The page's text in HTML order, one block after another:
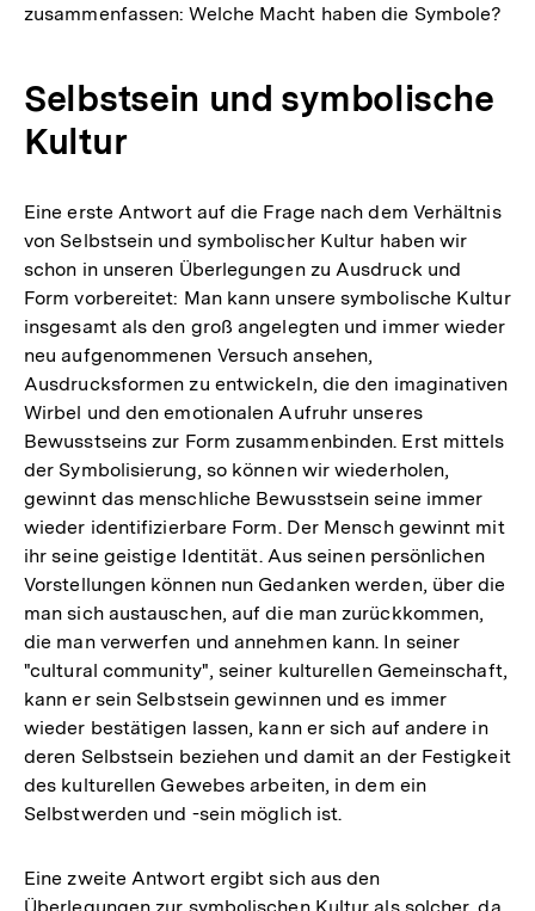
zusammenfassen: Welche Macht haben die Symbole?
Selbstsein und symbolische
Kultur
Eine erste Antwort auf die Frage nach dem Verhältnis
von Selbstsein und symbolischer Kultur haben wir
schon in unseren Überlegungen zu Ausdruck und
Form vorbereitet: Man kann unsere symbolische Kultur
insgesamt als den groß angelegten und immer wieder
neu aufgenommenen Versuch ansehen,
Ausdrucksformen zu entwickeln, die den imaginativen
Wirbel und den emotionalen Aufruhr unseres
Bewusstseins zur Form zusammenbinden. Erst mittels
der Symbolisierung, so können wir wiederholen,
gewinnt das menschliche Bewusstsein seine immer
wieder identifizierbare Form. Der Mensch gewinnt mit
ihr seine geistige Identität. Aus seinen persönlichen
Vorstellungen können nun Gedanken werden, über die
man sich austauschen, auf die man zurückkommen,
die man verwerfen und annehmen kann. In seiner
"cultural community", seiner kulturellen Gemeinschaft,
kann er sein Selbstsein gewinnen und es immer
wieder bestätigen lassen, kann er sich auf andere in
deren Selbstsein beziehen und damit an der Festigkeit
des kulturellen Gewebes arbeiten, in dem ein
Selbstwerden und -sein möglich ist.
Eine zweite Antwort ergibt sich aus den
Überlegungen zur symbolischen Kultur als solcher, da